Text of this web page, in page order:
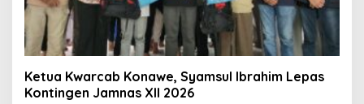
Ketua Kwarcab Konawe, Syamsul Ibrahim Lepas
Kontingen Jamnas XII 2026